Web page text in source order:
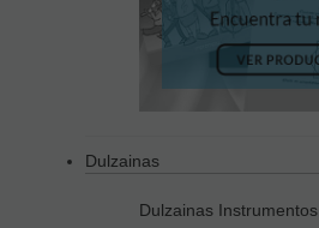
Dulzainas
Dulzainas Instrumentos